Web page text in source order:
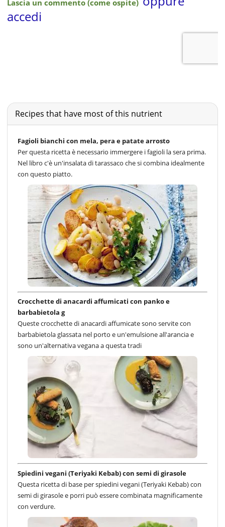
Recipes that have most of this nutrient
Fagioli bianchi con mela, pera e patate arrosto
Per questa ricetta è necessario immergere i fagioli la sera prima.
Nel libro c'è un'insalata di tarassaco che si combina idealmente
con questo piatto.
Crocchette di anacardi affumicati con panko e
barbabietola g
Queste crocchette di anacardi affumicate sono servite con
barbabietola glassata nel porto e un'emulsione all'arancia e
sono un'alternativa vegana a questa tradi
Spiedini vegani (Teriyaki Kebab) con semi di girasole
Questa ricetta di base per spiedini vegani (Teriyaki Kebab) con
semi di girasole e porri può essere combinata magnificamente
con verdure.